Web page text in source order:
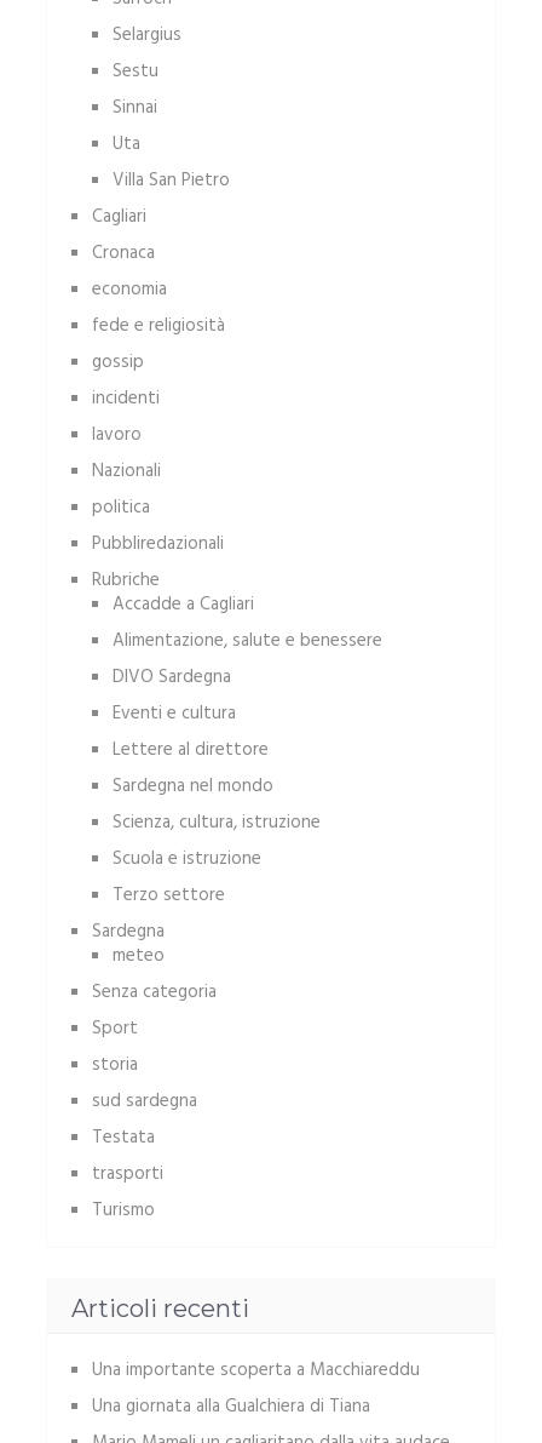
Selargius
Sestu
Sinnai
Uta
Villa San Pietro
Cagliari
Cronaca
economia
fede e religiosità
gossip
incidenti
lavoro
Nazionali
politica
Pubbliredazionali
Rubriche
Accadde a Cagliari
Alimentazione, salute e benessere
DIVO Sardegna
Eventi e cultura
Lettere al direttore
Sardegna nel mondo
Scienza, cultura, istruzione
Scuola e istruzione
Terzo settore
Sardegna
meteo
Senza categoria
Sport
storia
sud sardegna
Testata
trasporti
Turismo
Articoli recenti
Una importante scoperta a Macchiareddu
Una giornata alla Gualchiera di Tiana